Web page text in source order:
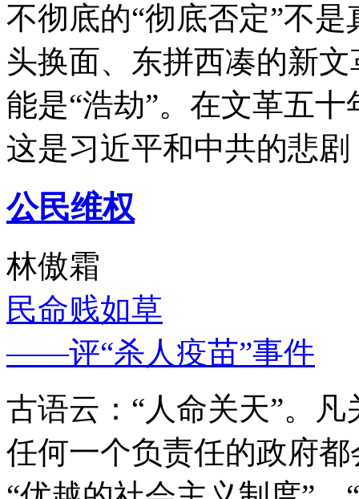
不彻底的“彻底否定”不
头换面、东拼西凑的新
能是“浩劫”。在文革五
这是习近平和中共的悲
公民维权
林傲霜
民命贱如草
——评“杀人疫苗”事件
古语云：“人命关天”。
任何一个负责任的政府